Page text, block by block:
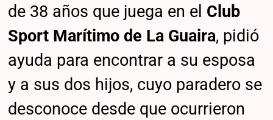
de 38 años que juega en el Club
Sport Marítimo de La Guaira, pidió
ayuda para encontrar a su esposa
y a sus dos hijos, cuyo paradero se
desconoce desde que ocurrieron